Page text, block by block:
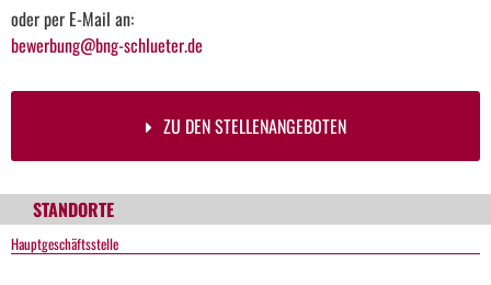
oder per E-Mail an:
bewerbung@bng-schlueter.de
ZU DEN STELLENANGEBOTEN
STANDORTE
Hauptgeschäftsstelle